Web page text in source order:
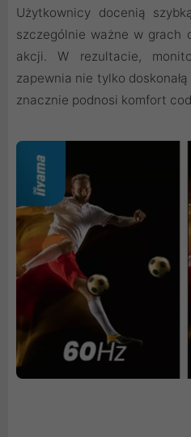
Użytkownicy docenią
szczególnie ważne w grach
akcji. W rezultacie,
zapewnia nie tylko
znacznie podnosi komfort